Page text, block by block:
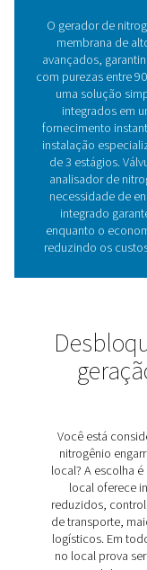
o sistema
e reduz o
solução
nitrogênio
fornecimento.
O gerador
nitrogênio de
passa
gases
Sem peças
membrana
contínuo,